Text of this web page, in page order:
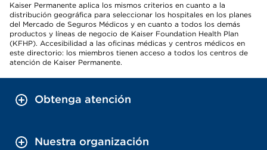
Kaiser Permanente aplica los mismos criterios en cuanto a la
distribución geográfica para seleccionar los hospitales en los planes
del Mercado de Seguros Médicos y en cuanto a todos los demás
productos y líneas de negocio de Kaiser Foundation Health Plan
(KFHP). Accesibilidad a las oficinas médicas y centros médicos en
este directorio: los miembros tienen acceso a todos los centros de
atención de Kaiser Permanente.
Obtenga atención
Nuestra organización